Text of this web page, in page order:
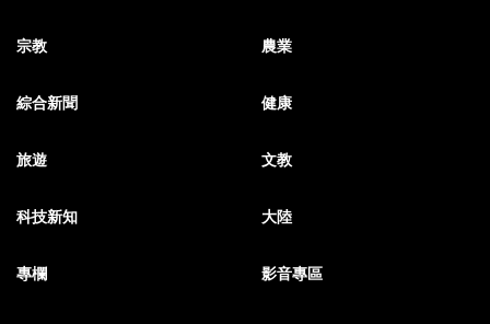
宗教 農業
綜合新聞 健康
旅遊 文教
科技新知 大陸
專欄 影音專區